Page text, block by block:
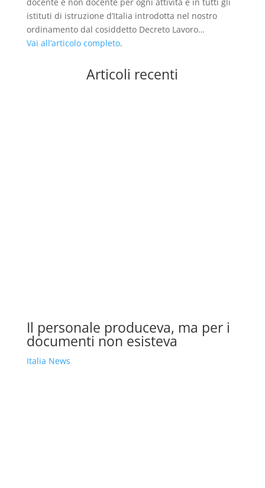
istituti di istruzione d’Italia introdotta nel nostro
ordinamento dal cosiddetto Decreto Lavoro…
Vai all’articolo completo.
Articoli recenti
Il personale produceva, ma per i
documenti non esisteva
Italia News